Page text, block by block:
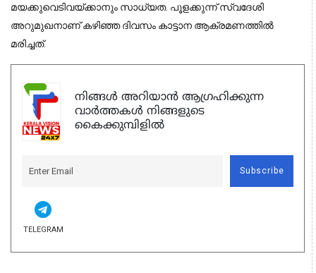
മയക്കുവെടിവയ്ക്കാനും സാധ്യത. പൂളക്കുന്ന് സ്വദേശി
അറുമുഖനാണ് കഴിഞ്ഞ ദിവസം കാട്ടാന ആക്രമണത്തില്‍
മരിച്ചത്.
നിങ്ങൾ അറിയാൻ ആഗ്രഹിക്കുന്ന
വാർത്തകൾ നിങ്ങളുടെ
കൈക്കുമ്പിളിൽ
Subscribe
TELEGRAM